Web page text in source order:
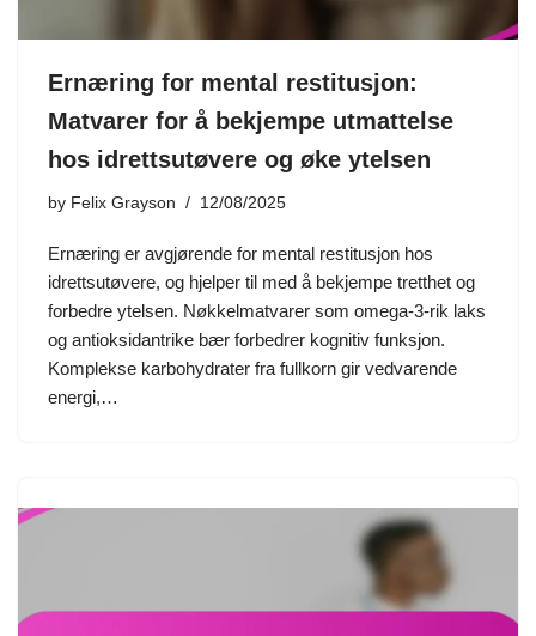
Ernæring for mental restitusjon:
Matvarer for å bekjempe utmattelse
hos idrettsutøvere og øke ytelsen
by Felix Grayson 12/08/2025
Ernæring er avgjørende for mental restitusjon hos
idrettsutøvere, og hjelper til med å bekjempe tretthet og
forbedre ytelsen. Nøkkelmatvarer som omega-3-rik laks
og antioksidantrike bær forbedrer kognitiv funksjon.
Komplekse karbohydrater fra fullkorn gir vedvarende
energi,…